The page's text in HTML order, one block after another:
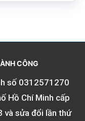
CÔNG
số 0312571270
Hồ Chí Minh cấp
và sửa đổi lần thứ